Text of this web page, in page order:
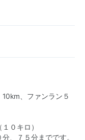
、ファンラン５
０キロ）
、７５分までです。